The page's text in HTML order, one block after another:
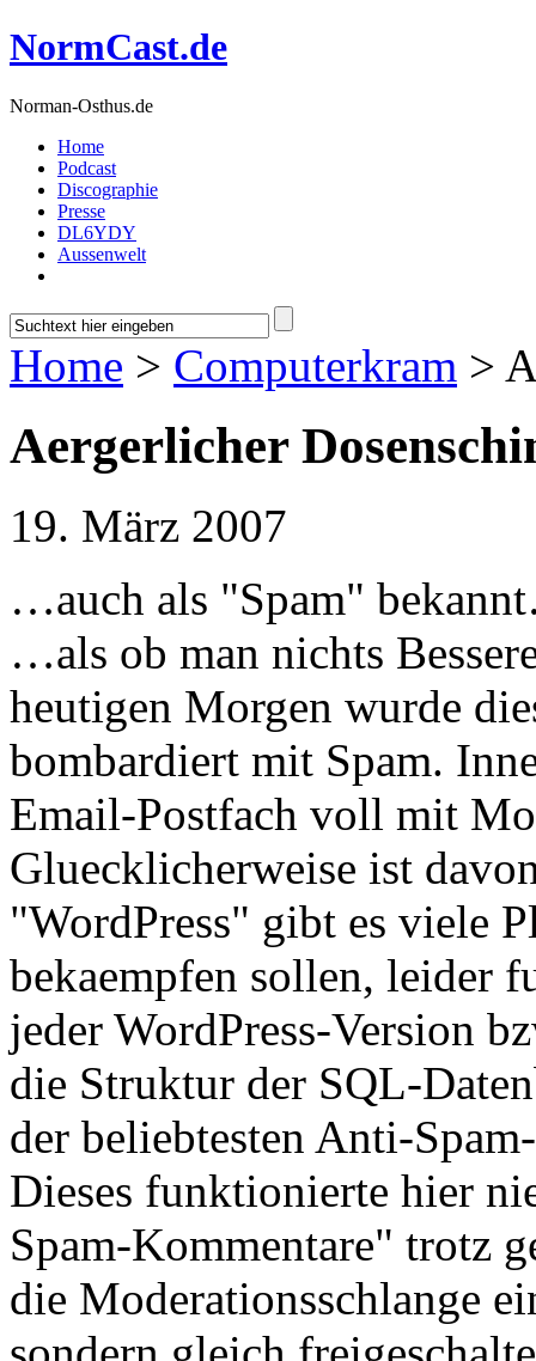
NormCast.de
Norman-Osthus.de
Home
Podcast
Discographie
Presse
DL6YDY
Aussenwelt
Home > Computerkram >
Aergerlicher
19. März 2007
…auch als "Spam"
…als ob man nichts
heutigen Morgen wurde
bombardiert mit Spam.
Email-Postfach voll mit
Gluecklicherweise ist
"WordPress" gibt es viele
bekaempfen sollen, leider
jeder WordPress-Version
die Struktur der SQL-
der beliebtesten Anti-
Dieses funktionierte hier
Spam-Kommentare" trotz
die Moderationsschlange